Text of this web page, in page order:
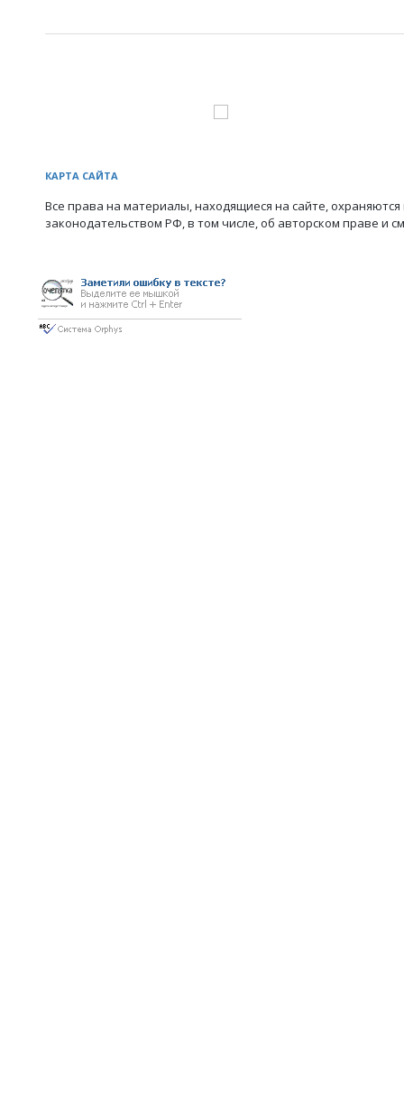
КАРТА САЙТА
Все права на материалы, находящиеся на сайте, охраняются
законодательством РФ, в том числе, об авторском праве и